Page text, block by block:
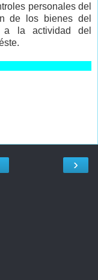
personales del
de los bienes del
a la actividad del
›